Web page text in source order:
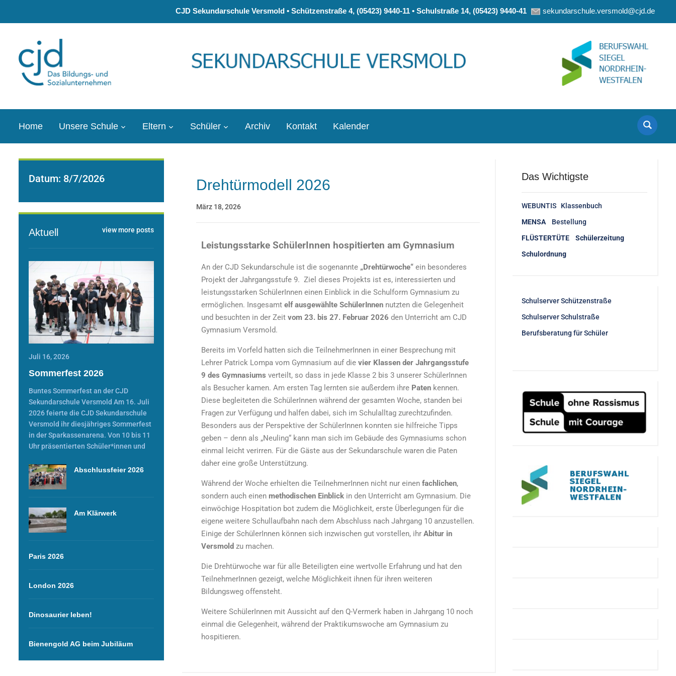
CJD Sekundarschule Versmold • Schützenstraße 4, (05423) 9440-11 • Schulstraße 14, (05423) 9440-41 sekundarschule.versmold@cjd.de
Home Unsere Schule Eltern Schüler Archiv Kontakt Kalender
Datum: 8/7/2026
view more posts
Aktuell
Juli 16, 2026
Sommerfest 2026
Buntes Sommerfest an der CJD
Sekundarschule Versmold Am 16. Juli
2026 feierte die CJD Sekundarschule
Versmold ihr diesjähriges Sommerfest
in der Sparkassenarena. Von 10 bis 11
Uhr präsentierten Schüler*innen und
Abschlussfeier 2026
Am Klärwerk
Paris 2026
London 2026
Dinosaurier leben!
Bienengold AG beim Jubiläum
Drehtürmodell 2026
März 18, 2026
Leistungsstarke SchülerInnen hospitierten am Gymnasium
An der CJD Sekundarschule ist die sogenannte „Drehtürwoche“ein besonderes
Projekt der Jahrgangsstufe 9. Ziel dieses Projekts ist es, interessierten und
leistungsstarken SchülerInnen einen Einblick in die Schulform Gymnasium zu
ermöglichen. Insgesamt elf ausgewählte SchülerInnennutzten die Gelegenheit
und besuchten in der Zeit vom 23. bis 27. Februar 2026 den Unterricht am CJD
Gymnasium Versmold.
Bereits im Vorfeld hatten sich die TeilnehmerInnen in einer Besprechung mit
Lehrer Patrick Lompa vom Gymnasium auf die vier Klassen der Jahrgangsstufe
9 des Gymnasiums verteilt, so dass in jede Klasse 2 bis 3 unserer SchülerInnen
als Besucher kamen. Am ersten Tag lernten sie außerdem ihre Patenkennen.
Diese begleiteten die SchülerInnen während der gesamten Woche, standen bei
Fragen zur Verfügung und halfen dabei, sich im Schulalltag zurechtzufinden.
Besonders aus der Perspektive der SchülerInnen konnten sie hilfreiche Tipps
geben – denn als „Neuling“ kann man sich im Gebäude des Gymnasiums schon
einmal leicht verirren. Für die Gäste aus der Sekundarschule waren die Paten
daher eine große Unterstützung.
Während der Woche erhielten die TeilnehmerInnen nicht nur einen fachlichen,
sondern auch einen methodischen Einblickin den Unterricht am Gymnasium. Die
einwöchige Hospitation bot zudem die Möglichkeit, erste Überlegungen für die
eigene weitere Schullaufbahn nach dem Abschluss nach Jahrgang 10 anzustellen.
Einige der SchülerInnen können sich inzwischen gut vorstellen, ihr Abitur in
Versmold zu machen.
Die Drehtürwoche war für alle Beteiligten eine wertvolle Erfahrung und hat den
TeilnehmerInnen gezeigt, welche Möglichkeit ihnen für ihren weiteren
Bildungsweg offensteht.
Weitere SchülerInnen mit Aussicht auf den Q-Vermerk haben in Jahrgang 10 noch
einmal die Gelegenheit, während der Praktikumswoche am Gymnasium zu
hospitieren.
Das Wichtigste
WEBUNTIS Klassenbuch
MENSA Bestellung
FLÜSTERTÜTE Schülerzeitung
Schulordnung
Schulserver Schützenstraße
Schulserver Schulstraße
Berufsberatung für Schüler